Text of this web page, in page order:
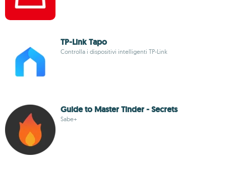
TP-Link Tapo
Controlla i dispositivi intelligenti TP-Link
Guide to Master Tinder - Secrets
Sabe+